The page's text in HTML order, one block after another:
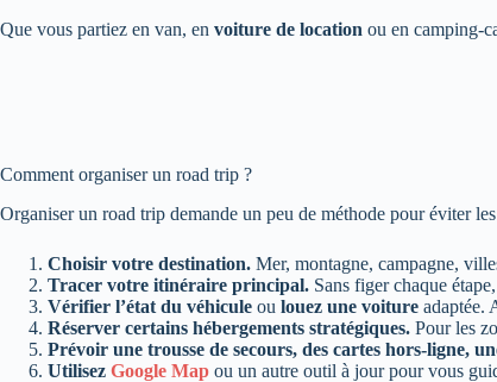
Que vous partiez en van, en voiture de location ou en camping-
Comment organiser un road trip ?
Organiser un road trip demande un peu de méthode pour éviter
Choisir votre destination. Mer, montagne, campagne,
Tracer votre itinéraire principal. Sans figer chaque
Vérifier l’état du véhicule ou louez une voiture adaptée.
Réserver certains hébergements stratégiques. Pour les
Prévoir une trousse de secours, des cartes hors-ligne,
Utilisez Google Map ou un autre outil à jour pour vous